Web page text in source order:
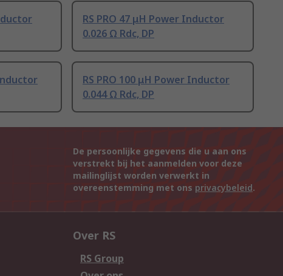
RS PRO 47 μH Power Inductor
0.026 Ω Rdc, DP
RS PRO 100 μH Power Inductor
0.044 Ω Rdc, DP
De persoonlijke gegevens die u aan ons
verstrekt bij het aanmelden voor deze
mailinglijst worden verwerkt in
overeenstemming met ons privacybeleid.
Over RS
RS Group